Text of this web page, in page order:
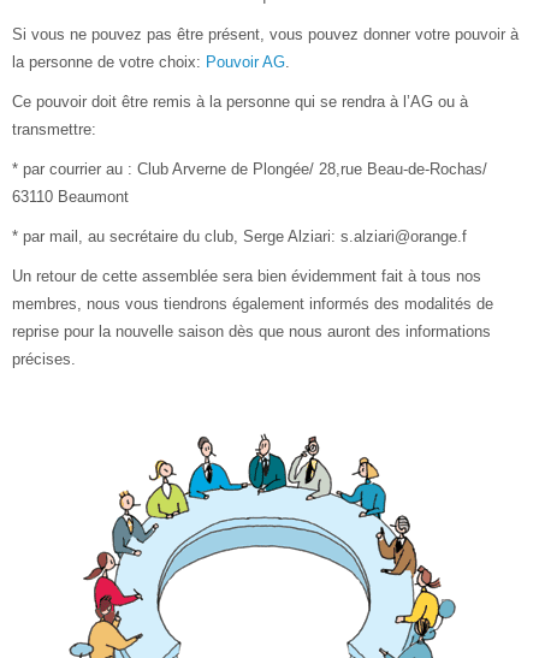
Si vous ne pouvez pas être présent, vous pouvez donner votre pouvoir à
la personne de votre choix: Pouvoir AG.
Ce pouvoir doit être remis à la personne qui se rendra à l’AG ou à
transmettre:
* par courrier au : Club Arverne de Plongée/ 28,rue Beau-de-Rochas/
63110 Beaumont
* par mail, au secrétaire du club, Serge Alziari: s.alziari@orange.f
Un retour de cette assemblée sera bien évidemment fait à tous nos
membres, nous vous tiendrons également informés des modalités de
reprise pour la nouvelle saison dès que nous auront des informations
précises.